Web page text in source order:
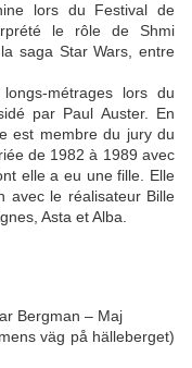
lors du Festival de
le rôle de Shmi
saga Star Wars, entre
métrages lors du
par Paul Auster. En
est membre du jury du
de 1982 à 1989 avec
elle a eu une fille. Elle
avec le réalisateur Bille
Asta et Alba.
Bergman – Maj
väg på hälleberget)